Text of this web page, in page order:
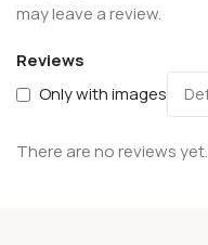
Reviews
Only with images
There are no reviews yet.
may leave a review.